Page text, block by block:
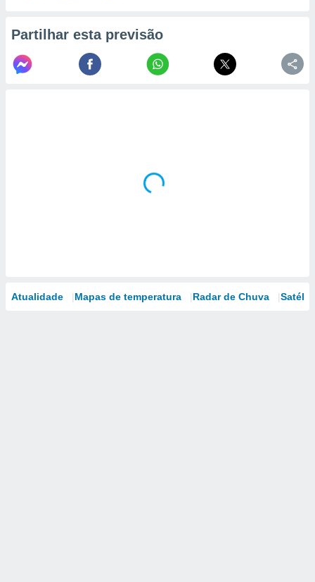
Partilhar esta previsão
Atualidade Mapas de temperatura Radar de Chuva